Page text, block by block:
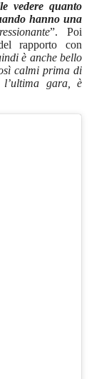
vedere quanto
hanno una
”. Poi
rapporto con
è anche bello
calmi prima di
l’ultima gara, è